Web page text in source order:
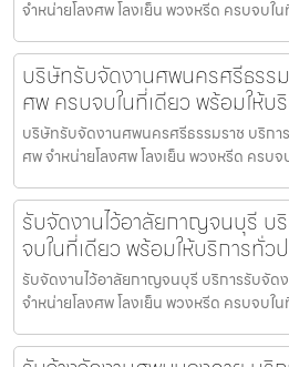
จำหน่ายโลงศพ โลงเย็น พวงหรีด ครบจบใ
บริษัทรับจัดงานศพนครศรีธรร
ศพ ครบจบในที่เดียว พร้อมให้บ
บริษัทรับจัดงานศพนครศรีธรรมราช บริก
ศพ จำหน่ายโลงศพ โลงเย็น พวงหรีด ครบ
รับจัดงานไว้อาลัยกาญจนบุรี บ
จบในที่เดียว พร้อมให้บริการทั่ว
รับจัดงานไว้อาลัยกาญจนบุรี บริการรับจั
จำหน่ายโลงศพ โลงเย็น พวงหรีด ครบจบใ